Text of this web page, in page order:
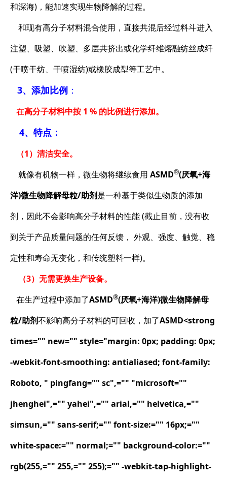
和深海)，能加速实现生物降解的过程。
和现有高分子材料混合使用，直接共混后经过料斗进入
注塑、吸塑、吹塑、多层共挤出或化学纤维熔融纺丝成纤
(干喷干纺、干喷湿纺)或橡胶成型等工艺中。
3、添加比例 ：
在高分子材料中按 1 % 的比例进行添加。
4、特点：
（1）清洁安全。
就像有机物一样，微生物将继续食用 ASMD®(厌氧+海
洋)微生物降解母粒/助剂是一种基于类似生物质的添加
剂，因此不会影响高分子材料的性能 (截止目前，没有收
到关于产品质量问题的任何反馈， 外观、强度、触觉、稳
定性和寿命无变化，和传统塑料一样)。
（3）无需更换生产设备。
在生产过程中添加了ASMD®(厌氧+海洋)微生物降解母
粒/助剂不影响高分子材料的可回收，加了ASMD<strong
times="" new="" style="margin: 0px; padding: 0px;
-webkit-font-smoothing: antialiased; font-family:
Roboto, " pingfang="" sc",="" "microsoft=""
jhenghei",="" yahei",="" arial,="" helvetica,=""
simsun,="" sans-serif;="" font-size:="" 16px;=""
white-space:="" normal;="" background-color:=""
rgb(255,="" 255,="" 255);="" -webkit-tap-highlight-